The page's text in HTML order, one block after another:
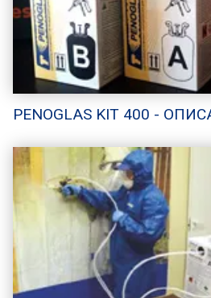
PENOGLAS KIT 400 -